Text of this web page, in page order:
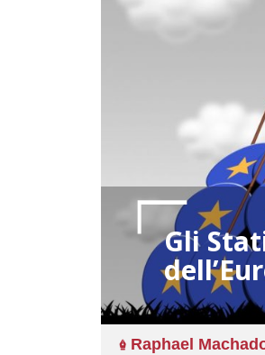
Gli
Raphael